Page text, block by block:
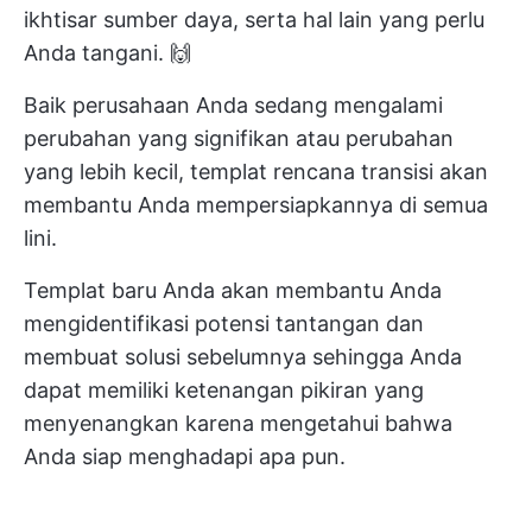
ikhtisar sumber daya, serta hal lain yang perlu
Anda tangani. 🙌
Baik perusahaan Anda sedang mengalami
perubahan yang signifikan atau perubahan
yang lebih kecil, templat rencana transisi akan
membantu Anda mempersiapkannya di semua
lini.
Templat baru Anda akan membantu Anda
mengidentifikasi potensi tantangan dan
membuat solusi sebelumnya sehingga Anda
dapat memiliki ketenangan pikiran yang
menyenangkan karena mengetahui bahwa
Anda siap menghadapi apa pun.